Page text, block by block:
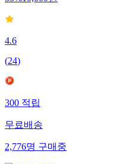
4.6
(24)
300 적립
무료배송
2,776명 구매중